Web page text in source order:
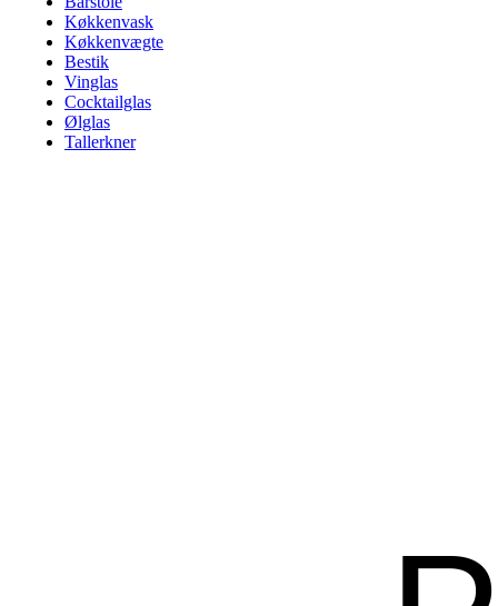
Køkkenvask
Køkkenvægte
Bestik
Vinglas
Cocktailglas
Ølglas
Tallerkner